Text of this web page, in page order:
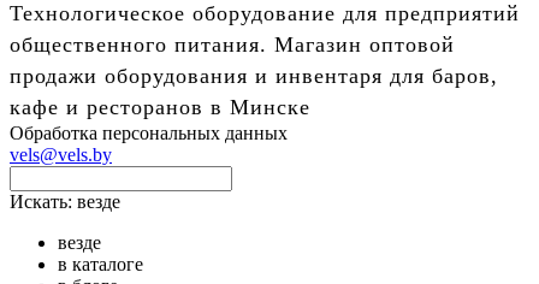
Технологическое оборудование для предприятий
общественного питания. Магазин оптовой
продажи оборудования и инвентаря для баров,
кафе и ресторанов в Минске
Обработка персональных данных
vels@vels.by
Искать: везде
везде
в каталоге